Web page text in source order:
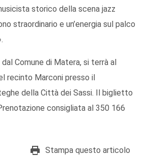
storico della scena jazz
straordinario e un’energia sul palco
Comune di Matera, si terrà al
recinto Marconi presso il
della Città dei Sassi. Il biglietto
consigliata al 350 166
Stampa questo articolo